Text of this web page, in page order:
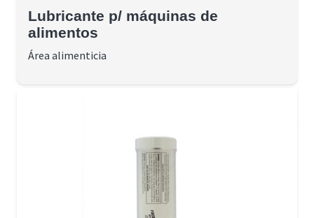
Lubricante p/ máquinas de
alimentos
Área alimenticia